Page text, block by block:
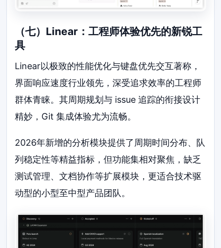
（七）Linear：工程师体验优先的新锐工
具
Linear以极致的性能优化与键盘优先交互著称，
界面响应速度行业领先，深受追求效率的工程师
群体青睐。其周期规划与 issue 追踪的衔接设计
精妙，Git 集成体验尤为流畅。
2026年新增的分析模块提供了周期时间分布、队
列稳定性等精益指标，但功能集相对聚焦，缺乏
测试管理、文档协作等扩展模块，更适合技术驱
动型的小型至中型产品团队。